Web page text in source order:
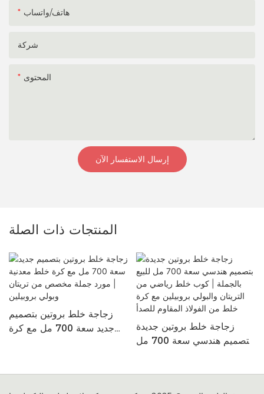
هاتف/واتساب
شركة
المحتوى
إرسال الاستفسار الآن
المنتجات ذات الصلة
زجاجة خلط بروتين بتصميم
جديد سعة 700 مل مع كرة
زجاجة خلط بروتين جديدة
بتصميم هندسي سعة 700 مل